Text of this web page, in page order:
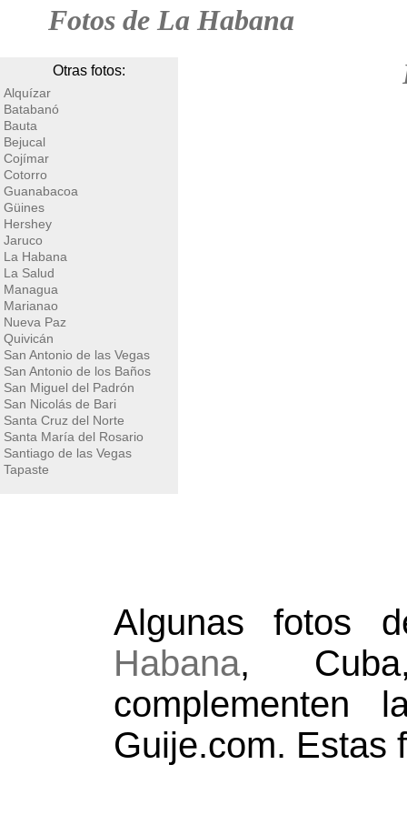
Fotos de La Habana
Otras fotos:
Alquízar
Batabanó
Bauta
Bejucal
Cojímar
Cotorro
Guanabacoa
Güines
Hershey
Jaruco
La Habana
La Salud
Managua
Marianao
Nueva Paz
Quivicán
San Antonio de las Vegas
San Antonio de los Baños
San Miguel del Padrón
San Nicolás de Bari
Santa Cruz del Norte
Santa María del Rosario
Santiago de las Vegas
Tapaste
Algunas fotos
Habana,
complementen
Guije.com. Estas